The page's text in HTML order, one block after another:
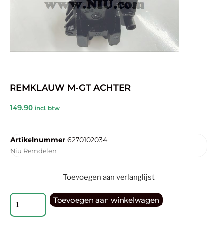
REMKLAUW M-GT ACHTER
149.90 incl. btw
Artikelnummer 6270102034
Niu Remdelen
Toevoegen aan verlanglijst
Toevoegen aan winkelwagen